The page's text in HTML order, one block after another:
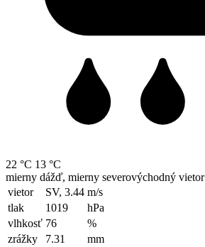
22 °C 13 °C
mierny dážď, mierny severovýchodný vietor
vietor
SV, 3.44 m/s
tlak
1019
hPa
vlhkosť 76
%
zrážky
7.31
mm